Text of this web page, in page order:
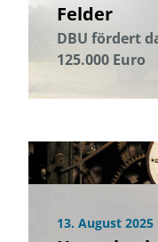
Felder
DBU fördert
125.000 Euro
13. August 2025